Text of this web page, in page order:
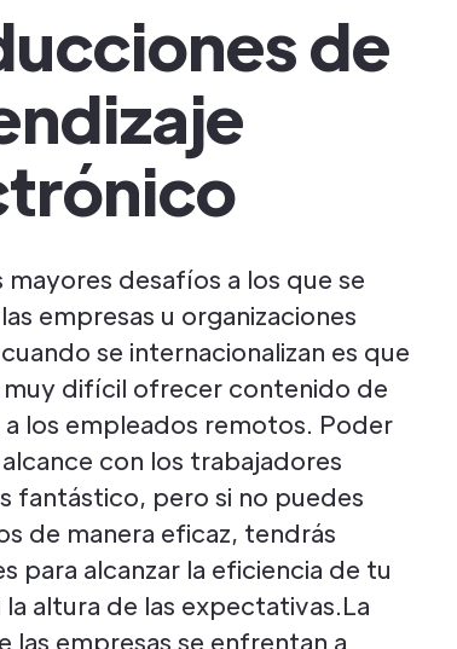
de
mayores desafíos a los que se
empresas u organizaciones
se internacionalizan es que
muy difícil ofrecer contenido de
los empleados remotos. Poder
con los trabajadores
fantástico, pero si no puedes
de manera eficaz, tendrás
para alcanzar la eficiencia de tu
la altura de las expectativas.La
las empresas se enfrentan a